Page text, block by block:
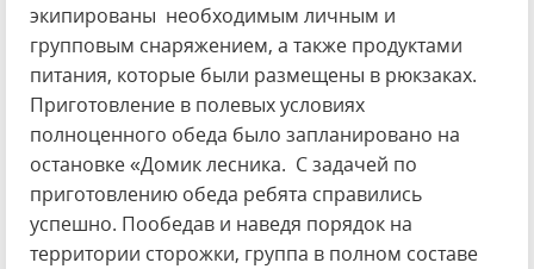
экипированы необходимым личным и
групповым снаряжением, а также продуктами
питания, которые были размещены в рюкзаках.
Приготовление в полевых условиях
полноценного обеда было запланировано на
остановке «Домик лесника. С задачей по
приготовлению обеда ребята справились
успешно. Пообедав и наведя порядок на
территории сторожки, группа в полном составе